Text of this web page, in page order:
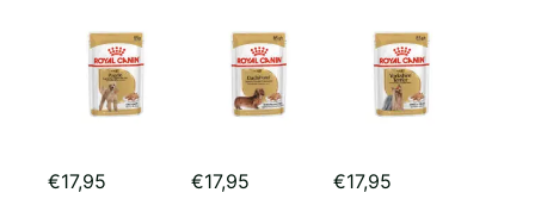
€17,95 €17,95 €17,95